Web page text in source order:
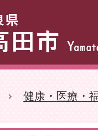
健康・医療・